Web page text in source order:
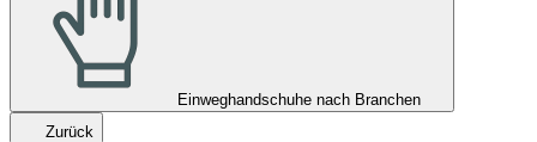
Einweghandschuhe nach Branchen
Zurück